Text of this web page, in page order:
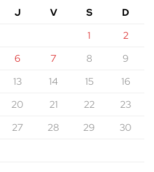
J V S
D
1
2
6 7 8
9
13 14 15
16
20 21 22
23
27 28 29
30